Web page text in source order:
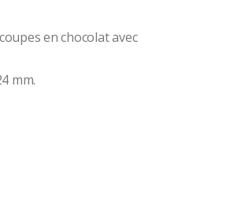
en chocolat avec
mm.